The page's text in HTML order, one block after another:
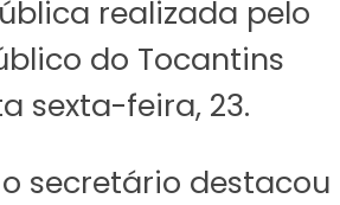
realizada pelo
do Tocantins
sexta-feira, 23.
secretário destacou